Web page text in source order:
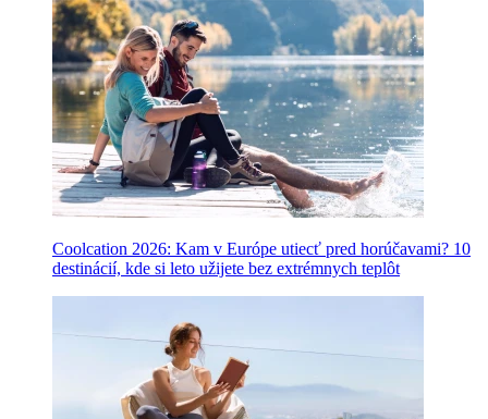
Coolcation 2026: Kam v Európe utiecť pred horúčavami? 10
destinácií, kde si leto užijete bez extrémnych teplôt